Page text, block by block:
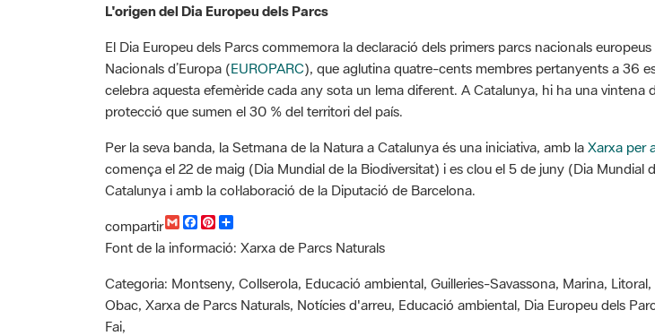
L'origen del Dia Europeu dels Parcs
El Dia Europeu dels Parcs commemora la declaració dels primers parcs nacionals
Nacionals d’Europa (EUROPARC), que aglutina quatre-cents membres pertanyents a 36
celebra aquesta efemèride cada any sota un lema diferent. A Catalunya, hi ha una
protecció que sumen el 30 % del territori del país.
Per la seva banda, la Setmana de la Natura a Catalunya és una iniciativa, amb la Xarxa per
comença el 22 de maig (Dia Mundial de la Biodiversitat) i es clou el 5 de juny (Dia
Catalunya i amb la col·laboració de la Diputació de Barcelona.
compartir
G
a
l
F
c
b
o
o
P
n
e
r
e
m
a
r
t
Font de la informació: Xarxa de Parcs Naturals
Categoria: Montseny, Collserola, Educació ambiental, Guilleries-Savassona, Marina,
Obac, Xarxa de Parcs Naturals, Notícies d'arreu, Educació ambiental, Dia Europeu dels
Fai,